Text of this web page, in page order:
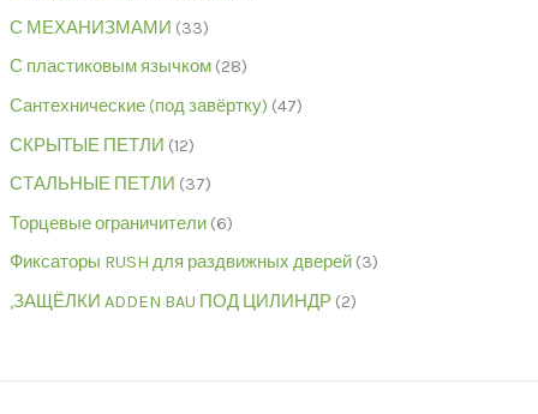
С МЕХАНИЗМАМИ 33
С пластиковым язычком 28
Сантехнические (под завёртку) 47
СКРЫТЫЕ ПЕТЛИ 12
СТАЛЬНЫЕ ПЕТЛИ 37
Торцевые ограничители 6
Фиксаторы RUSH для раздвижных дверей 3
,ЗАЩЁЛКИ ADDEN BAU ПОД ЦИЛИНДР 2